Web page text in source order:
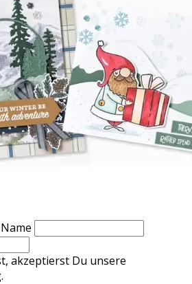
akzeptierst Du unsere